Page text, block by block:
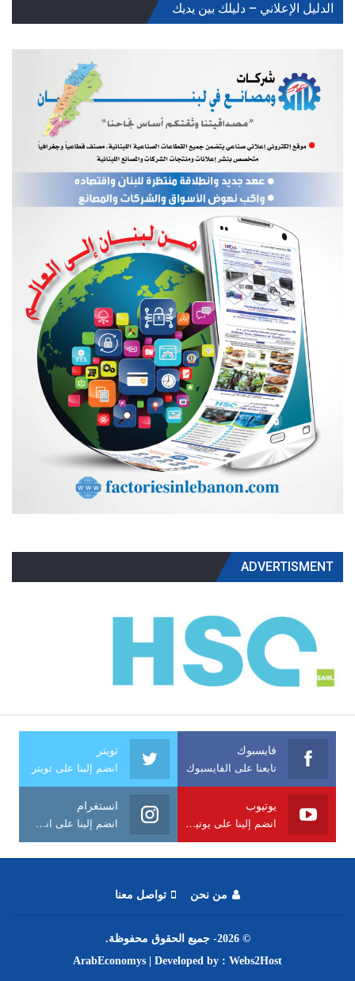
الدليل الإعلاني – دليلك بين يديك
ADVERTISMENT
فايسبوك
تابعنا على الفايسبوك
تويتر
انضم إلينا على تويتر
يوتيوب
انضم إلينا على يوتيوب
انستغرام
انضم إلينا على انستغرام
من نحن تواصل معنا
© 2026- جميع الحقوق محفوظة.
ArabEconomys | Developed by : Webs2Host